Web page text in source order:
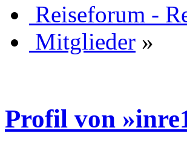
Reiseforum -
Mitglieder »
Profil von